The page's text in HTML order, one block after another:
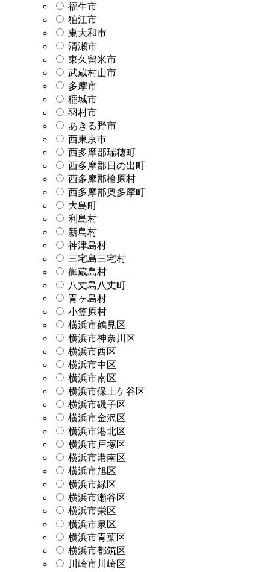
福生市
狛江市
東大和市
清瀬市
東久留米市
武蔵村山市
多摩市
稲城市
羽村市
あきる野市
西東京市
西多摩郡瑞穂町
西多摩郡日の出町
西多摩郡檜原村
西多摩郡奥多摩町
大島町
利島村
新島村
神津島村
三宅島三宅村
御蔵島村
八丈島八丈町
青ヶ島村
小笠原村
横浜市鶴見区
横浜市神奈川区
横浜市西区
横浜市中区
横浜市南区
横浜市保土ケ谷区
横浜市磯子区
横浜市金沢区
横浜市港北区
横浜市戸塚区
横浜市港南区
横浜市旭区
横浜市緑区
横浜市瀬谷区
横浜市栄区
横浜市泉区
横浜市青葉区
横浜市都筑区
川崎市川崎区